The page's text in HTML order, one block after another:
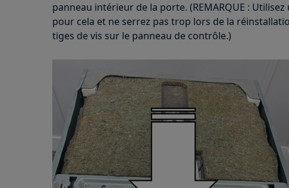
panneau intérieur de la porte. (REMARQUE :
pour cela et ne serrez pas trop lors de la
tiges de vis sur le panneau de contrôle.)